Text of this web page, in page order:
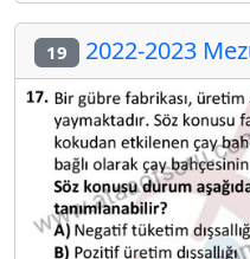
19 2022-2023